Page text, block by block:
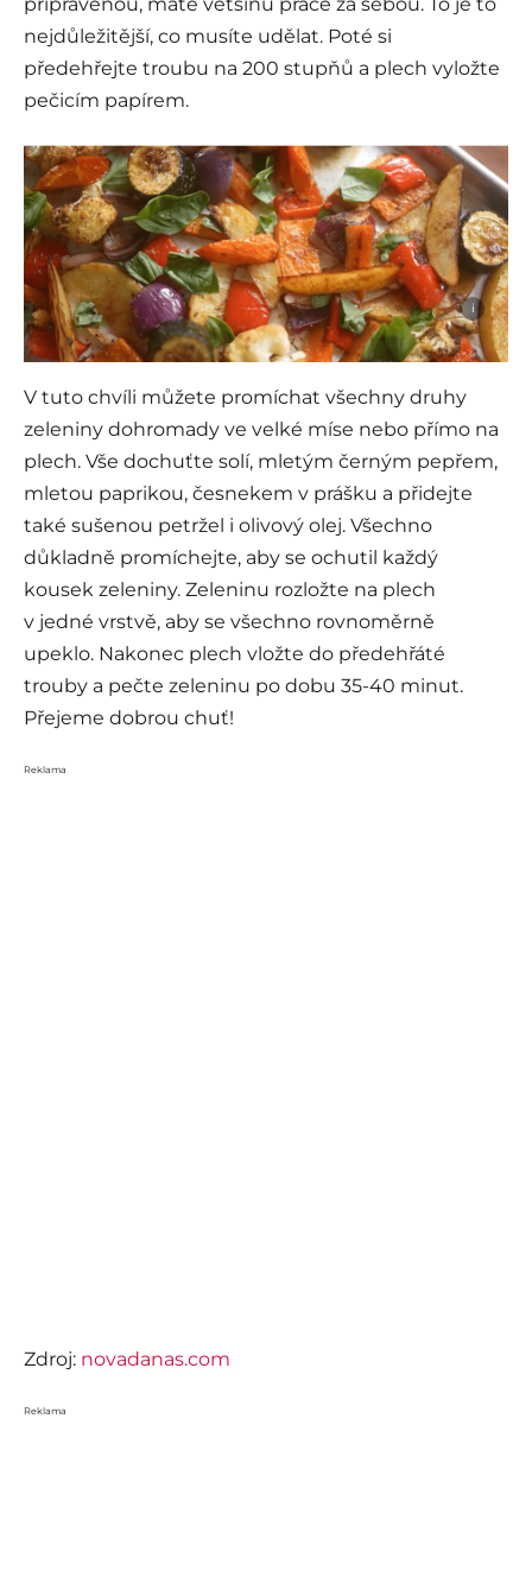
nejdůležitější, co musíte udělat. Poté si
předehřejte troubu na 200 stupňů a plech vyložte
pečicím papírem.
i
V tuto chvíli můžete promíchat všechny druhy
zeleniny dohromady ve velké míse nebo přímo na
plech. Vše dochuťte solí, mletým černým pepřem,
mletou paprikou, česnekem v prášku a přidejte
také sušenou petržel i olivový olej. Všechno
důkladně promíchejte, aby se ochutil každý
kousek zeleniny. Zeleninu rozložte na plech
v jedné vrstvě, aby se všechno rovnoměrně
upeklo. Nakonec plech vložte do předehřáté
trouby a pečte zeleninu po dobu 35-40 minut.
Přejeme dobrou chuť!
Reklama
Zdroj: novadanas.com
Reklama